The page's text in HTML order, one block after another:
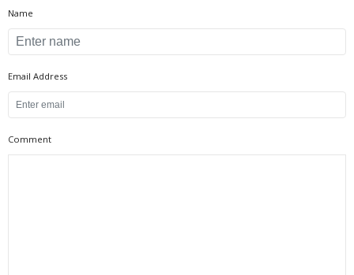
Name
Email Address
Comment